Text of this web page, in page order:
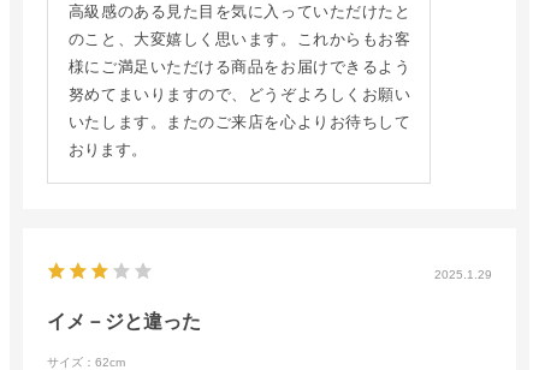
高級感のある見た目を気に入っていただけたと
のこと、大変嬉しく思います。これからもお客
様にご満足いただける商品をお届けできるよう
努めてまいりますので、どうぞよろしくお願い
いたします。またのご来店を心よりお待ちして
おります。
2025.1.29
イメ－ジと違った
サイズ：62cm